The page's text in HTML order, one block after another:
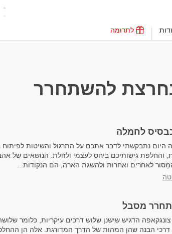
לתרומה
להשתחרר
לחמלה
נתבקשתי לדבר אתכם על התרגול והשיטות לפיתוח
והחלפת גישותיכם ביחס לעצמי ולזולת. הנושאים של
לאחרים ואחרות ולהשגת הארה, הם הנקודות...
מסבל
הדגיש שישנן שלוש דרכים עיקריות, כלומר
דרכי הבנה שהן המהות של הדרך המדורגת. אלה הן